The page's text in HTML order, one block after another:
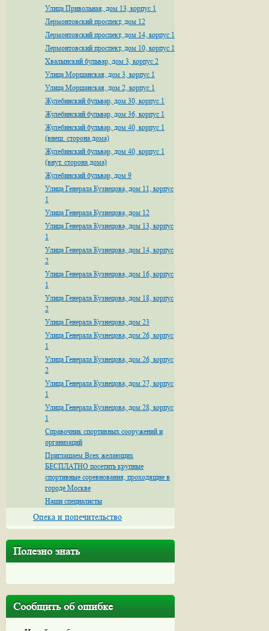
Улица Привольная, дом 13, корпус 1
Лермонтовский проспект, дом 12
Лермонтовский проспект, дом 14, корпус 1
Лермонтовский проспект, дом 10, корпус 1
Хвалынский бульвар, дом 3, корпус 2
Улица Моршанская, дом 3, корпус 1
Улица Моршанская, дом 2, корпус 1
Жулебинский бульвар, дом 30, корпус 1
Жулебинский бульвар, дом 36, корпус 1
Жулебинский бульвар, дом 40, корпус 1
(внеш. сторона дома)
Жулебинский бульвар, дом 40, корпус 1
(внут. сторона дома)
Жулебинский бульвар, дом 9
Улица Генерала Кузнецова, дом 11, корпус
1
Улица Генерала Кузнецова, дом 12
Улица Генерала Кузнецова, дом 13, корпус
1
Улица Генерала Кузнецова, дом 14, корпус
2
Улица Генерала Кузнецова, дом 16, корпус
1
Улица Генерала Кузнецова, дом 18, корпус
2
Улица Генерала Кузнецова, дом 23
Улица Генерала Кузнецова, дом 26, корпус
1
Улица Генерала Кузнецова, дом 26, корпус
2
Улица Генерала Кузнецова, дом 27, корпус
1
Улица Генерала Кузнецова, дом 28, корпус
1
Справочник спортивных сооружений и
организаций
Приглашаем Всех желающих
БЕСПЛАТНО посетить крупные
спортивные соревнования, проходящие в
городе Москве
Наши специалисты
Опека и попечительство
Полезно знать
Сообщить об ошибке